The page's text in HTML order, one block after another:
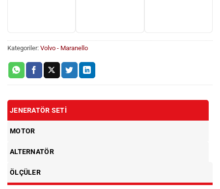
Kategoriler: Volvo - Maranello
JENERATÖR SETI
MOTOR
ALTERNATÖR
ÖLÇÜLER